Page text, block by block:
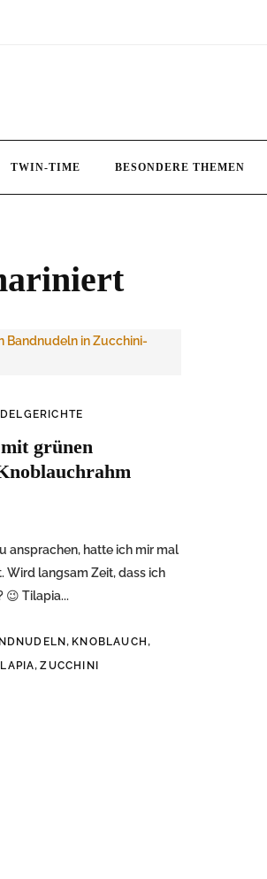
TWIN-TIME BESONDERE THEMEN
grünen
ansprachen, hatte ich mir mal
Wird langsam Zeit, dass ich
😉 Tilapia...
, KNOBLAUCH,
,ZUCCHINI